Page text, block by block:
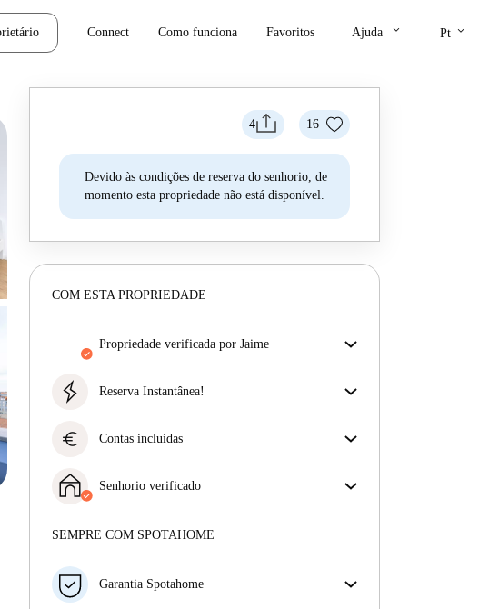
Connect Como funciona Favoritos Ajuda keyboard_arrow_down Pt keyboard_arrow_down
4 16
Devido às condições de reserva do senhorio, de
momento esta propriedade não está disponível.
COM ESTA PROPRIEDADE
propriedade verificada por Jaime
obtém exatamente o que vê no anúncio.
Reserva Instantânea!
imediatamente se cumprir as
euro Contas incluídas
incluídas. A renda e as contas estão todas incluídas
para uma experiência sem preocupações
Senhorio verificado
Mais sobre este senhorio
SEMPRE COM SPOTAHOME
Garantia Spotahome